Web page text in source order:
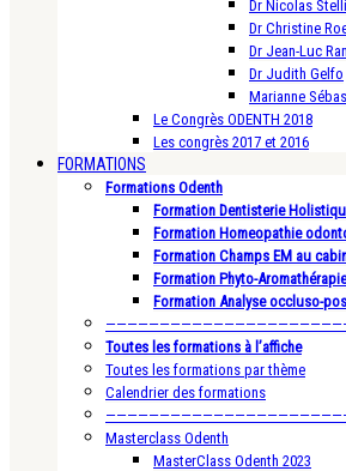
Dr Nicolas
Dr Christine
Dr Jean-Luc
Dr Judith Gelfo
Marianne
Le Congrès ODENTH 2018
Les congrès 2017 et 2016
FORMATIONS
Formations Odenth
Formation Dentisterie
Formation Homeopathie
Formation Champs EM au
Formation Phyto-Aromathérapie
Formation Analyse occluso-
Toutes les formations à l’affiche
Toutes les formations par thème
Calendrier des formations
Masterclass Odenth
MasterClass Odenth 2023